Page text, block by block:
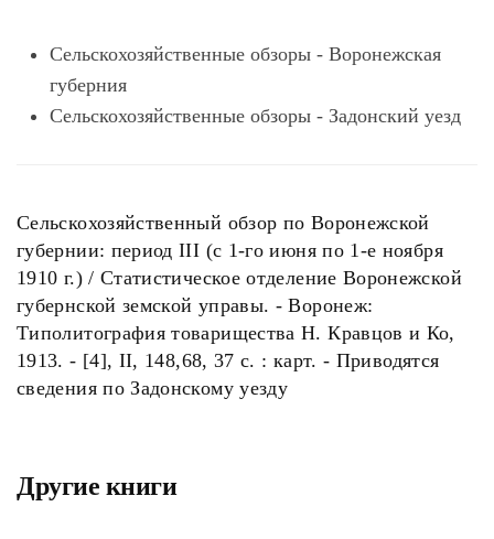
Сельскохозяйственные обзоры - Воронежская
губерния
Сельскохозяйственные обзоры - Задонский уезд
Сельскохозяйственный обзор по Воронежской
губернии: период III (с 1-го июня по 1-е ноября
1910 г.) / Статистическое отделение Воронежской
губернской земской управы. - Воронеж:
Типолитография товарищества Н. Кравцов и Ко,
1913. - [4], II, 148,68, 37 с. : карт. - Приводятся
сведения по Задонскому уезду
Другие книги